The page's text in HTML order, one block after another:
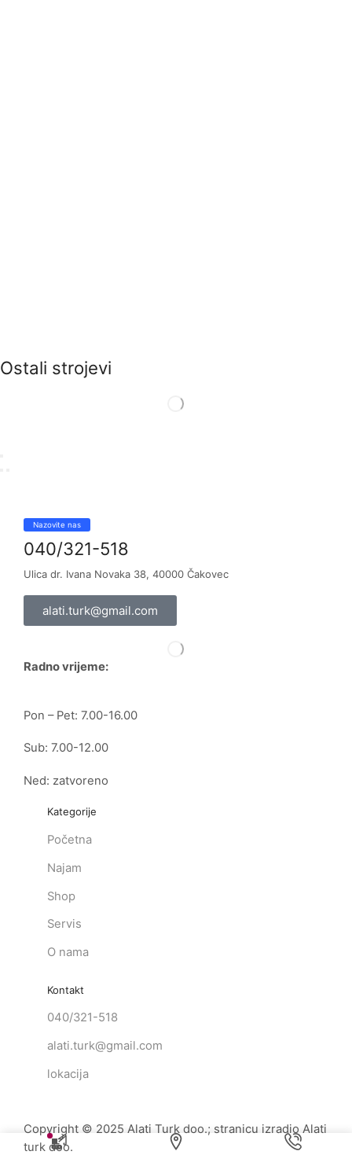
Ostali strojevi
Nazovite nas
040/321-518
Ulica dr. Ivana Novaka 38, 40000 Čakovec
alati.turk@gmail.com
Radno vrijeme:
Pon – Pet: 7.00-16.00
Sub: 7.00-12.00
Ned: zatvoreno
Kategorije
Početna
Najam
Shop
Servis
O nama
Kontakt
040/321-518
alati.turk@gmail.com
lokacija
Copyright © 2025 Alati Turk doo.; stranicu izradio Alati
turk doo.